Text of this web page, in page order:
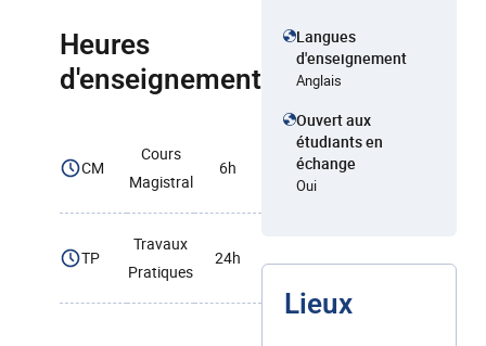
Heures
d'enseignement
CM
Cours
Magistral
6h
TP
Travaux
Pratiques
24h
Langues
d'enseignement
Anglais
Ouvert aux
étudiants en
échange
Oui
Lieux